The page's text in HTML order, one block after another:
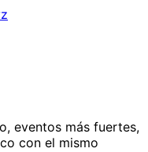
eventos más fuertes,
con el mismo